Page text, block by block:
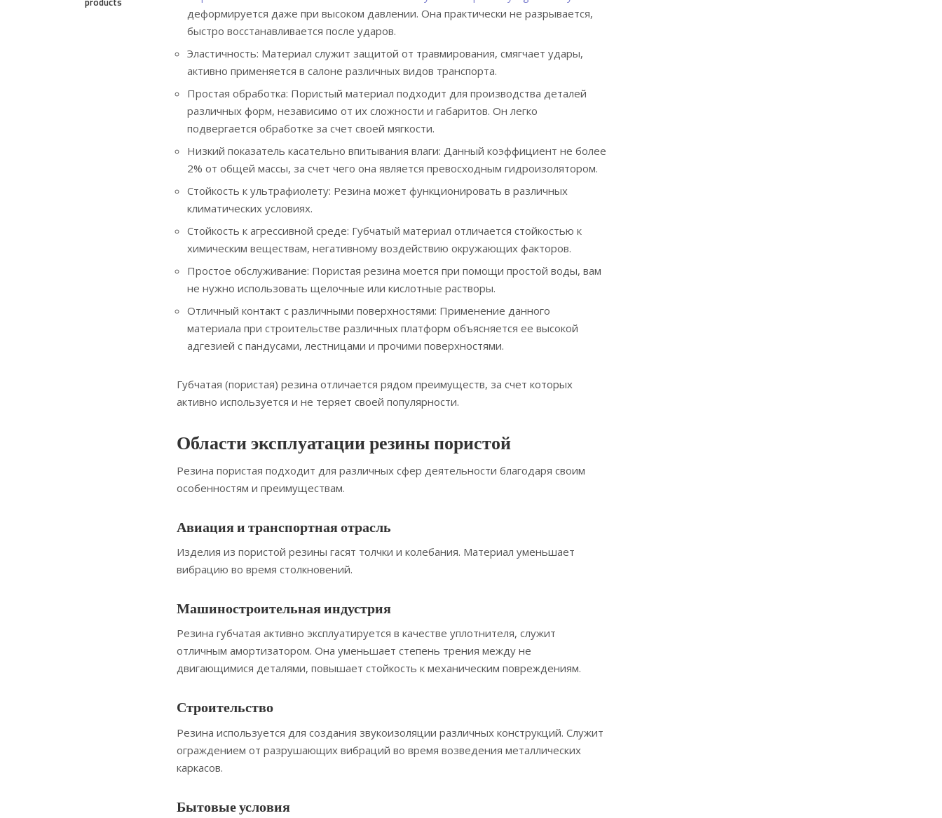
деформируется даже при высоком давлении. Она практически не разрывается,
быстро восстанавливается после ударов.
Эластичность: Материал служит защитой от травмирования, смягчает удары,
активно применяется в салоне различных видов транспорта.
Простая обработка: Пористый материал подходит для производства деталей
различных форм, независимо от их сложности и габаритов. Он легко
подвергается обработке за счет своей мягкости.
Низкий показатель касательно впитывания влаги: Данный коэффициент не более
2% от общей массы, за счет чего она является превосходным гидроизолятором.
Стойкость к ультрафиолету: Резина может функционировать в различных
климатических условиях.
Стойкость к агрессивной среде: Губчатый материал отличается стойкостью к
химическим веществам, негативному воздействию окружающих факторов.
Простое обслуживание: Пористая резина моется при помощи простой воды, вам
не нужно использовать щелочные или кислотные растворы.
Отличный контакт с различными поверхностями: Применение данного
материала при строительстве различных платформ объясняется ее высокой
адгезией с пандусами, лестницами и прочими поверхностями.
Губчатая (пористая) резина отличается рядом преимуществ, за счет которых
активно используется и не теряет своей популярности.
Области эксплуатации резины пористой
Резина пористая подходит для различных сфер деятельности благодаря своим
особенностям и преимуществам.
Авиация и транспортная отрасль
Изделия из пористой резины гасят толчки и колебания. Материал уменьшает
вибрацию во время столкновений.
Машиностроительная индустрия
Резина губчатая активно эксплуатируется в качестве уплотнителя, служит
отличным амортизатором. Она уменьшает степень трения между не
двигающимися деталями, повышает стойкость к механическим повреждениям.
Строительство
Резина используется для создания звукоизоляции различных конструкций. Служит
ограждением от разрушающих вибраций во время возведения металлических
каркасов.
Бытовые условия